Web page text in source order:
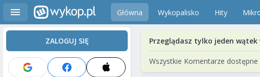
Główna Wykopalisko Hity
ZALOGUJ SIĘ Przeglądasz tylko jeden wątek
Wszystkie Komentarze dostępne